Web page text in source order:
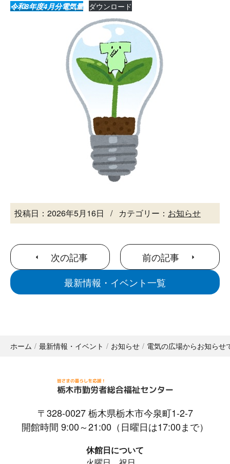
令和8年度4月分電気量 ダウンロード
投稿日：2026年5月16日 カテゴリー： お知らせ
次の記事
前の記事
最新情報・イベント一覧
ホーム 最新情報・イベント お知らせ 電気の広場からお知らせ
〒328-0027 栃木県栃木市今泉町1-2-7
開館時間 9:00～21:00（日曜日は17:00まで）
休館日について